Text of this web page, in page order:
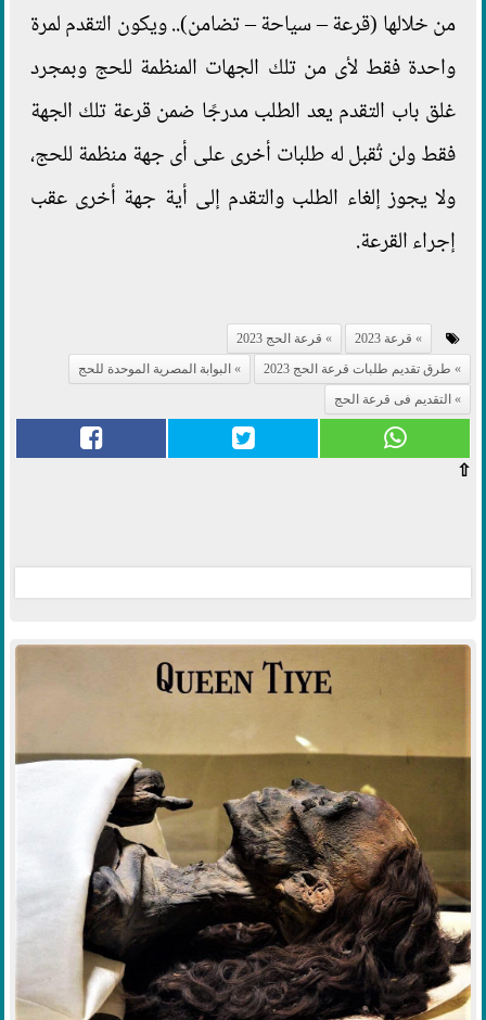
من خلالها (قرعة – سياحة – تضامن).. ويكون التقدم لمرة
واحدة فقط لأى من تلك الجهات المنظمة للحج وبمجرد
غلق باب التقدم يعد الطلب مدرجًا ضمن قرعة تلك الجهة
فقط ولن تُقبل له طلبات أخرى على أى جهة منظمة للحج،
ولا يجوز إلغاء الطلب والتقدم إلى أية جهة أخرى عقب
إجراء القرعة.
قرعة 2023
قرعة الحج 2023
طرق تقديم طلبات قرعة الحج 2023
البوابة المصرية الموحدة للحج
التقديم فى قرعة الحج
⇧